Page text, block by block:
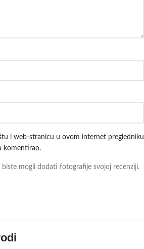
i web-stranicu u ovom internet pregledniku
komentirao.
mogli dodati fotografije svojoj recenziji.